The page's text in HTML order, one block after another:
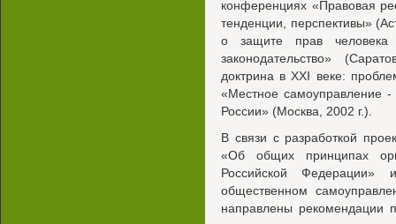
конференциях «Правовая
тенденции, перспективы»
о защите прав
законодательство»
доктрина в XXI веке:
«Местное самоуправление -
России» (Москва, 2002 г.).
В связи с разработкой
«Об общих принципах
Российской Федерации»
общественном
направлены рекомендации